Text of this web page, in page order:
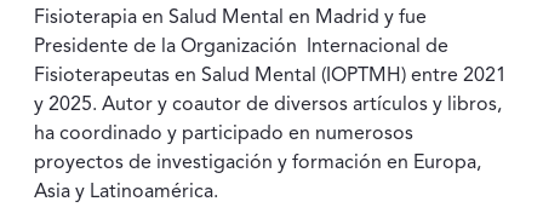
Fisioterapia en Salud Mental en Madrid y fue
Presidente de la Organización Internacional de
Fisioterapeutas en Salud Mental (IOPTMH) entre 2021
y 2025. Autor y coautor de diversos artículos y libros,
ha coordinado y participado en numerosos
proyectos de investigación y formación en Europa,
Asia y Latinoamérica.